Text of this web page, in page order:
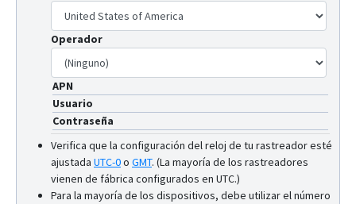
Operador
APN
Usuario
Contraseña
Verifica que la configuración del reloj de tu rastreador esté
ajustada UTC-0o GMT. (La mayoría de los rastreadores
vienen de fábrica configurados en UTC.)
Para la mayoría de los dispositivos, debe utilizar el número